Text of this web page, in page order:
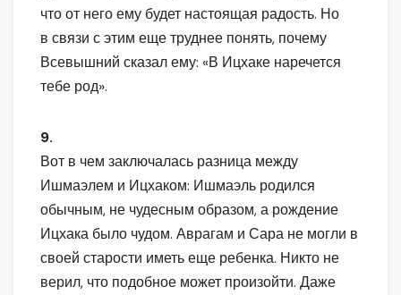
что от него ему будет настоящая радость. Но
в связи с этим еще труднее понять, почему
Всевышний сказал ему: «В Ицхаке наречется
тебе род».
9.
Вот в чем заключалась разница между
Ишмаэлем и Ицхаком: Ишмаэль родился
обычным, не чудесным образом, а рождение
Ицхака было чудом. Аврагам и Сара не могли в
своей старости иметь еще ребенка. Никто не
верил, что подобное может произойти. Даже